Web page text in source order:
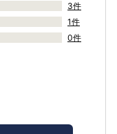
3件
1件
0件